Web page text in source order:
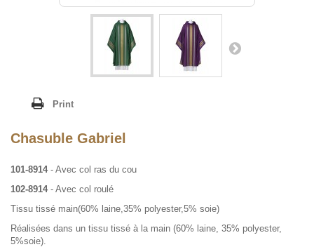
Print
Chasuble Gabriel
101-8914- Avec col ras du cou
102-8914- Avec col roulé
Tissu tissé main(60% laine,35% polyester,5% soie)
Réalisées dans un tissu tissé à la main (60% laine, 35% polyester,
5%soie).